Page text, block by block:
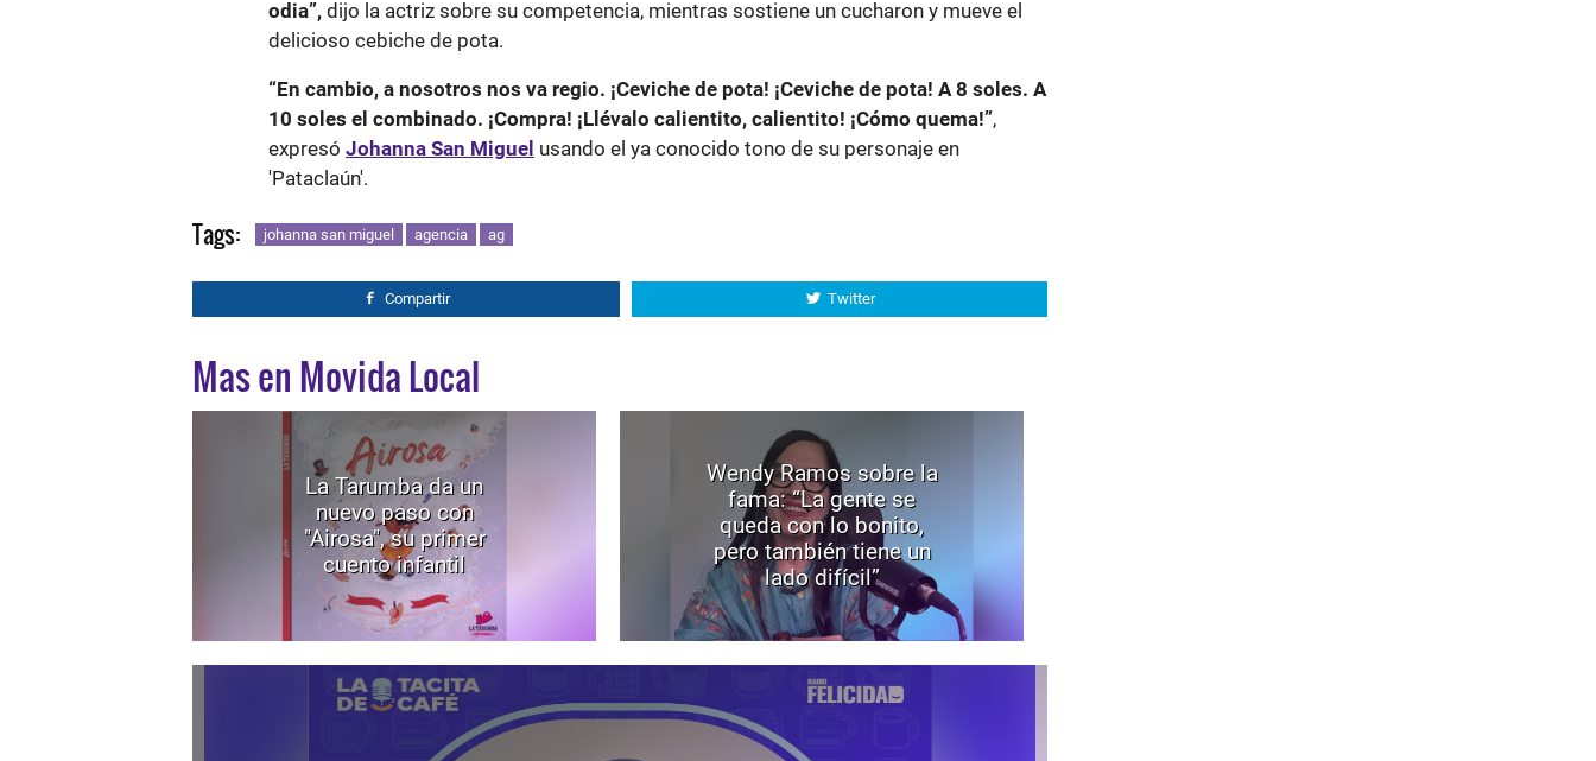
odia”, dijo la actriz sobre su competencia, mientras sostiene un cucharon y mueve el
delicioso cebiche de pota.
“En cambio, a nosotros nos va regio. ¡Ceviche de pota! ¡Ceviche de pota! A 8 soles. A
10 soles el combinado. ¡Compra! ¡Llévalo calientito, calientito! ¡Cómo quema!”,
expresó Johanna San Miguel usando el ya conocido tono de su personaje en
'Pataclaún'.
Tags: johanna san miguel agencia ag
Compartir Twitter
Mas en Movida Local
La Tarumba da un
nuevo paso con
"Airosa", su primer
cuento infantil
Wendy Ramos sobre la
fama: “La gente se
queda con lo bonito,
pero también tiene un
lado difícil”